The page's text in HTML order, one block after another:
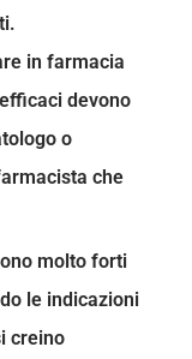
in farmacia
devono
o
che
molto forti
le indicazioni
creino